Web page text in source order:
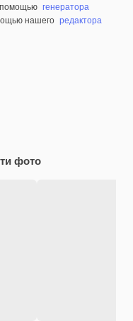
помощью генератора
нашего редактора
фото